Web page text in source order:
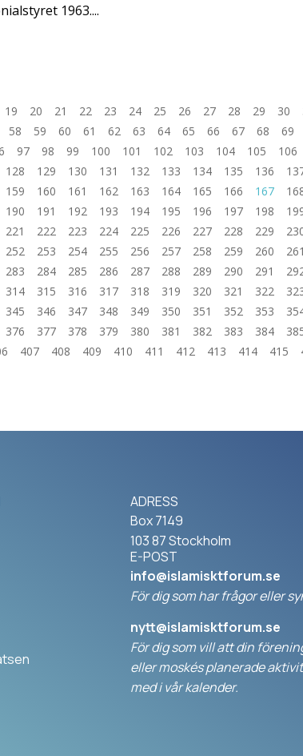
1963....
19 20 21 22 23 24 25 26 27 28 29 30
58 59 60 61 62 63 64 65 66 67 68 69
97 98 99 100 101 102 103 104 105 106
128 129 130 131 132 133 134 135 136
159 160 161 162 163 164 165 166 167
190 191 192 193 194 195 196 197 198
221 222 223 224 225 226 227 228 229
252 253 254 255 256 257 258 259 260 261
283 284 285 286 287 288 289 290 291
314 315 316 317 318 319 320 321 322
345 346 347 348 349 350 351 352 353
376 377 378 379 380 381 382 383 384
407 408 409 410 411 412 413 414 415
ADRESS
Box 7149
103 87 Stockholm
E-POST
info@islamisktforum.se
För dig som har frågor eller
nytt@islamisktforum.se
För dig som vill att din
eller moskés planerade
med i vår kalender.